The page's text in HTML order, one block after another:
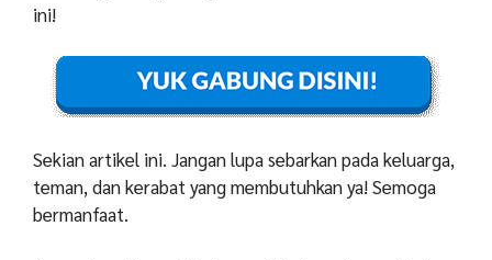
ini!
Sekian artikel ini. Jangan lupa sebarkan pada keluarga,
teman, dan kerabat yang membutuhkan ya! Semoga
bermanfaat.